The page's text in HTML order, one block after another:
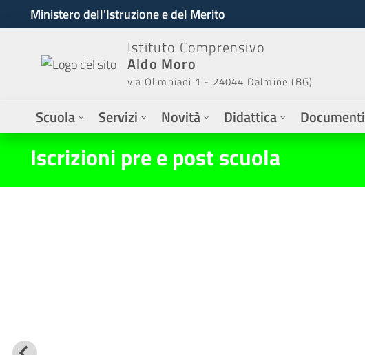
Ministero dell'Istruzione e del Merito
Istituto Comprensivo
Aldo Moro
via Olimpiadi 1 - 24044 Dalmine (BG)
Scuola Servizi Novità Didattica Documenti
Iscrizioni pre e post scuola